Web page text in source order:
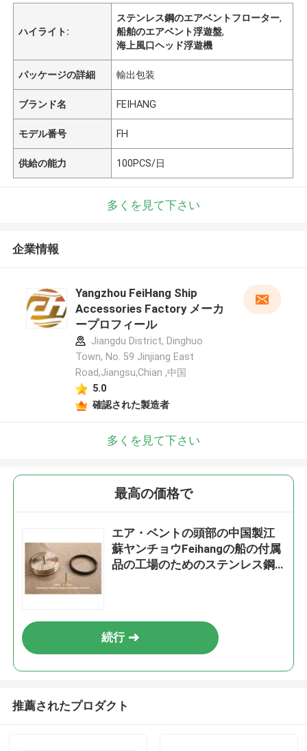
ハイライト:
ステンレス鋼のエアベントフローター,
船舶のエアベント浮遊盤,
海上風口ヘッド浮遊機
パッケージの詳細 輸出包装
ブランド名 FEIHANG
モデル番号 FH
供給の能力 100PCS/日
多くを見て下さい
企業情報
Yangzhou FeiHang Ship
Accessories Factory メーカ
ープロフィール
Jiangdu District, Dinghuo
Town, No. 59 Jinjiang East
Road,Jiangsu,Chian ,中国
5.0
確認された製造者
多くを見て下さい
最高の価格で
エア・ベントの頭部の中国製江
蘇ヤンチョウFeihangの船の付属
品の工場のためのステンレス鋼
続行
推薦されたプロダクト